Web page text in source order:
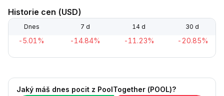
Historie cen (USD)
Dnes 7 d 14 d 30 d
-5.01% -14.84% -11.23% -20.85%
Jaký máš dnes pocit z PoolTogether (POOL)?